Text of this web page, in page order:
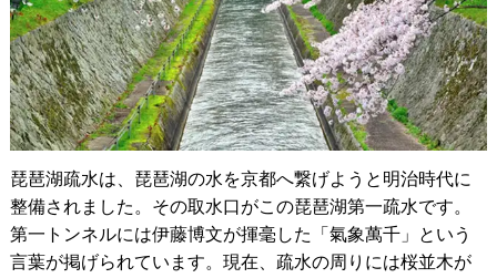
琵琶湖疏水は、琵琶湖の水を京都へ繋げようと明治時代に
整備されました。その取水口がこの琵琶湖第一疏水です。
第一トンネルには伊藤博文が揮毫した「氣象萬千」という
言葉が掲げられています。現在、疏水の周りには桜並木が